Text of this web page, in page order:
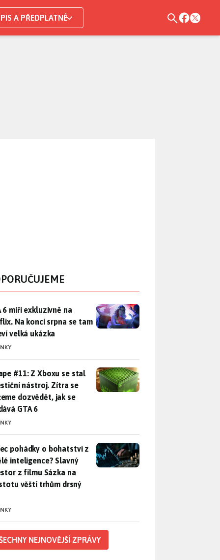
A PŘEDPLATNÉ
6 míří exkluzivně na Netflix. Na konci srpna se tam objeví
6 míří exkluzivně na
Na konci srpna se tam
velká ukázka
#11: Z Xboxu se stal investiční nástroj. Zítra se můžeme
#11: Z Xboxu se stal
nástroj. Zítra se
dozvědět, jak se
GTA 6
pohádky o bohatství z umělé inteligence? Slavný investor
pohádky o bohatství z
inteligence? Slavný
z filmu Sázka na
věští trhům drsný
NEJNOVĚJŠÍ ZPRÁVY